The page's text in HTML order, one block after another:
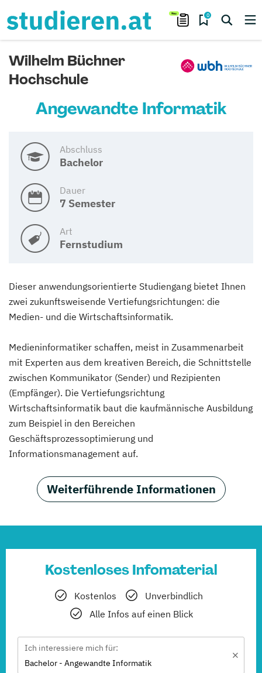
0
Wilhelm Büchner
Hochschule
Angewandte Informatik
Abschluss
Bachelor
Dauer
7 Semester
Art
Fernstudium
Dieser anwendungsorientierte Studiengang bietet Ihnen
zwei zukunftsweisende Vertiefungsrichtungen: die
Medien- und die Wirtschaftsinformatik.
Medieninformatiker schaffen, meist in Zusammenarbeit
mit Experten aus dem kreativen Bereich, die Schnittstelle
zwischen Kommunikator (Sender) und Rezipienten
(Empfänger). Die Vertiefungsrichtung
Wirtschaftsinformatik baut die kaufmännische Ausbildung
zum Beispiel in den Bereichen
Geschäftsprozessoptimierung und
Informationsmanagement auf.
Weiterführende Informationen
Kostenloses Infomaterial
Kostenlos
Unverbindlich
Alle Infos auf einen Blick
Ich interessiere mich für:
Bachelor - Angewandte Informatik